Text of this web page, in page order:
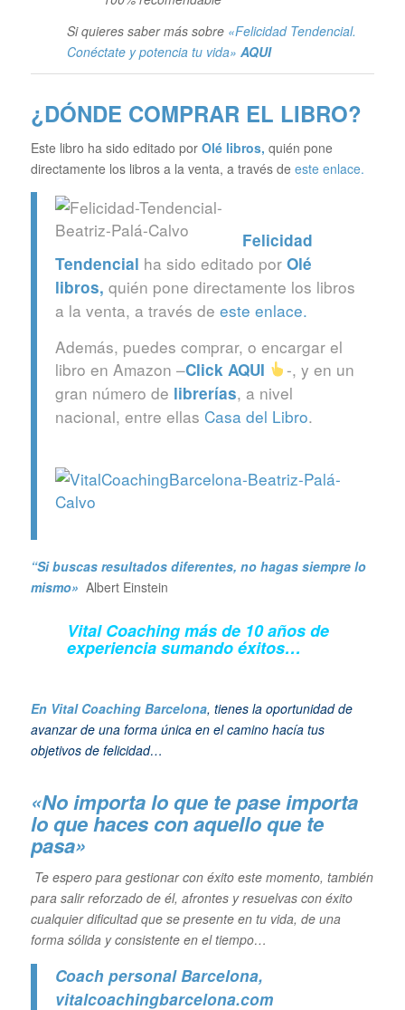
Si quieres saber más sobre «Felicidad Tendencial.
Conéctate y potencia tu vida» AQUI
¿DÓNDE COMPRAR EL LIBRO?
Este libro ha sido editado por Olé libros, quién pone
directamente los libros a la venta, a través de este enlace.
Felicidad
Tendencial ha sido editado por Olé
libros, quién pone directamente los libros
a la venta, a través de este enlace.
Además, puedes comprar, o encargar el
libro en Amazon –Click AQUI
-, y en un
gran número de librerías, a nivel
nacional, entre ellas Casa del Libro.
“Si buscas resultados diferentes, no hagas siempre lo
mismo» Albert Einstein
Vital Coaching más de 10 años de
experiencia sumando éxitos…
En Vital Coaching Barcelona, tienes la oportunidad de
avanzar de una forma única en el camino hacía tus
objetivos de felicidad…
«No importa lo que te pase importa
lo que haces con aquello que te
pasa»
Te espero para gestionar con éxito este momento, también
para salir reforzado de él, afrontes y resuelvas con éxito
cualquier dificultad que se presente en tu vida, de una
forma sólida y consistente en el tiempo…
Coach personal Barcelona,
vitalcoachingbarcelona.com